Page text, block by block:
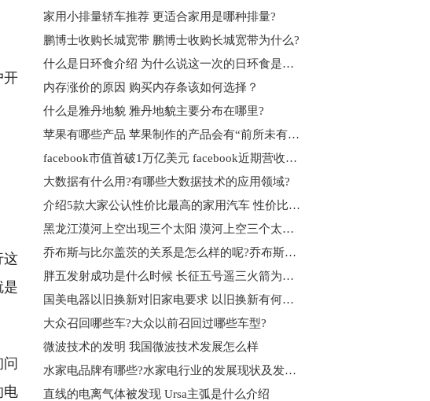
开
这
是
电
家用小排量轿车推荐 更适合家用是哪种排量?
鹏博士收购长城宽带 鹏博士收购长城宽带为什么?
什么是日环食介绍 为什么说这一次的日环食是本世纪最美的呢?
内存涨价的原因 购买内存条该如何选择？
什么是雅丹地貌 雅丹地貌主要分布在哪里?
苹果有哪些产品 苹果制作的产品会有“前所未有的体验”为什么?
facebook市值首破1万亿美元 facebook近期营收状况如何?
大数据有什么用?有哪些大数据技术的应用领域?
介绍5款大家公认性价比最高的家用汽车 性价比高的车怎么选?
黑龙江漠河上空出现三个太阳 漠河上空三个太阳的成因分析
乔布斯与比尔盖茨的关系是怎么样的呢?乔布斯简介
胖五发射成功是什么时候 ​长征五号遥三火箭为什么叫胖五？
国美电器以旧换新对旧家电要求 以旧换新有何好处?
大众召回哪些车?大众以前召回过哪些车型?
微波技术的发明 我国微波技术发展怎么样
水家电品牌有哪些?水家电行业的发展现状及发展趋势是什么?
直线的电离气体被发现 Ursa主弧是什么介绍